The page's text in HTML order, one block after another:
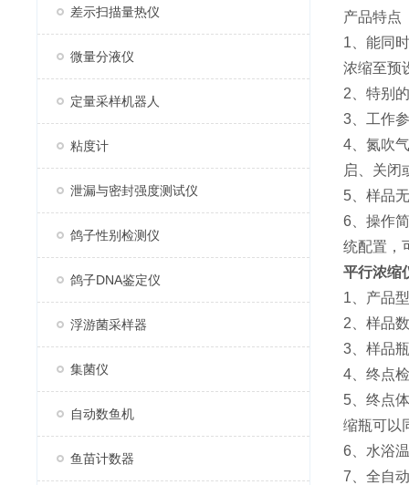
差示扫描量热仪
微量分液仪
定量采样机器人
粘度计
泄漏与密封强度测试仪
鸽子性别检测仪
鸽子DNA鉴定仪
浮游菌采样器
集菌仪
自动数鱼机
鱼苗计数器
产品特点
1、能同
浓缩至预
2、特别
3、工作
4、氮吹
启、关闭
5、样品
6、操作
统配置，
平行浓缩
1、产品
2、样品
3、样品
4、终点
5、终点
缩瓶可以
6、水浴
7、全自